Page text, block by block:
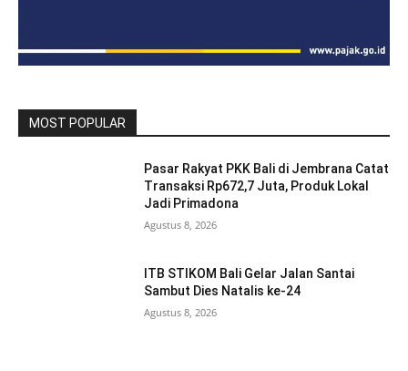
MOST POPULAR
Pasar Rakyat PKK Bali di Jembrana Catat
Transaksi Rp672,7 Juta, Produk Lokal
Jadi Primadona
Agustus 8, 2026
ITB STIKOM Bali Gelar Jalan Santai
Sambut Dies Natalis ke-24
Agustus 8, 2026